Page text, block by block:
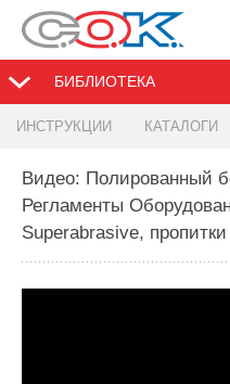
БИБЛИОТЕКА
ИНСТРУКЦИИ КАТАЛОГИ
Видео: Полированный
Регламенты
Superabrasive,